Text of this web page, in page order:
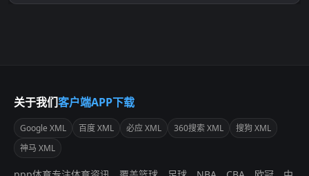
关于我们客户端APP下载
Google XML 百度 XML 必应 XML 360搜索 XML
搜狗 XML
神马 XML